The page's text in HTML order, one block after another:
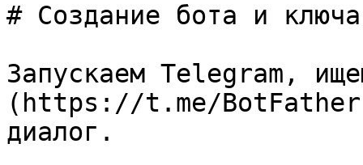
# Создание бота и
Запускаем Telegram,
(https://t.me/BotFather)
диалог.